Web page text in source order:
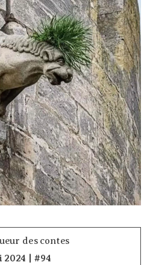
2024 | #94